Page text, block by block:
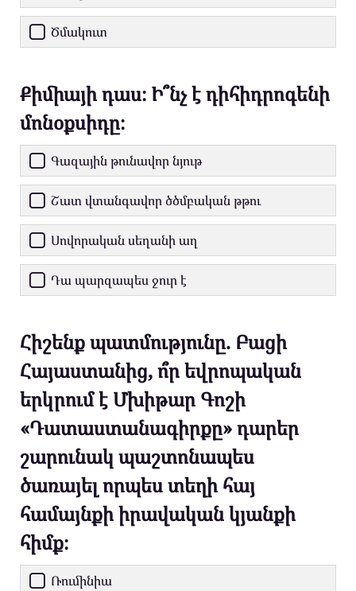
Ծմակուտ
Քիմիայի դաս։ Ի՞նչ է դիհիդրոգենի
մոնօքսիդը։
Գազային թունավոր նյութ
Շատ վտանգավոր ծծմբական թթու
Սովորական սեղանի աղ
Դա պարզապես ջուր է
Հիշենք պատմությունը. Բացի
Հայաստանից, ո՞ր եվրոպական
երկրում է Մխիթար Գոշի
«Դատաստանագիրքը» դարեր
շարունակ պաշտոնապես
ծառայել որպես տեղի հայ
համայնքի իրավական կյանքի
հիմք։
Ռումինիա